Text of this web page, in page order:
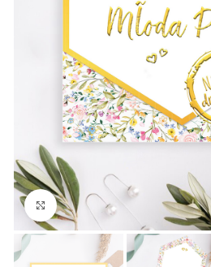
Kliknij aby powiększyć